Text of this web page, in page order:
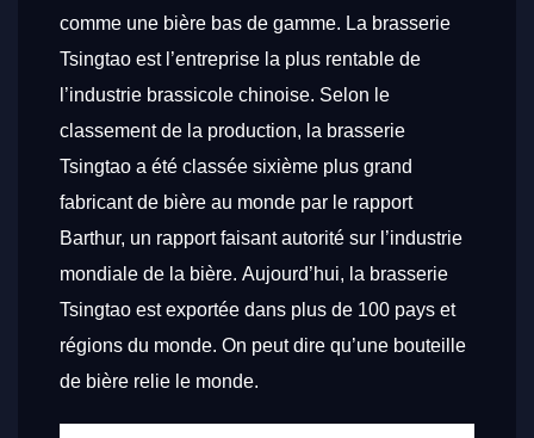
comme une bière bas de gamme. La brasserie
Tsingtao est l’entreprise la plus rentable de
l’industrie brassicole chinoise. Selon le
classement de la production, la brasserie
Tsingtao a été classée sixième plus grand
fabricant de bière au monde par le rapport
Barthur, un rapport faisant autorité sur l’industrie
mondiale de la bière. Aujourd’hui, la brasserie
Tsingtao est exportée dans plus de 100 pays et
régions du monde. On peut dire qu’une bouteille
de bière relie le monde.